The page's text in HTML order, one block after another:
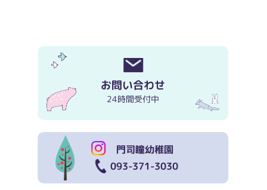
お問い合わせ
24時間受付中
門司瞳幼稚園
093-371-3030